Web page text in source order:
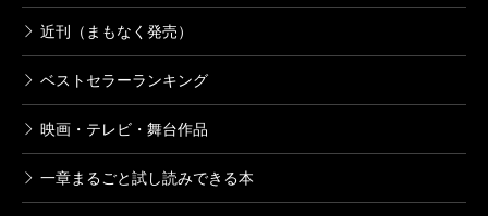
近刊（まもなく発売）
ベストセラーランキング
映画・テレビ・舞台作品
一章まるごと試し読みできる本